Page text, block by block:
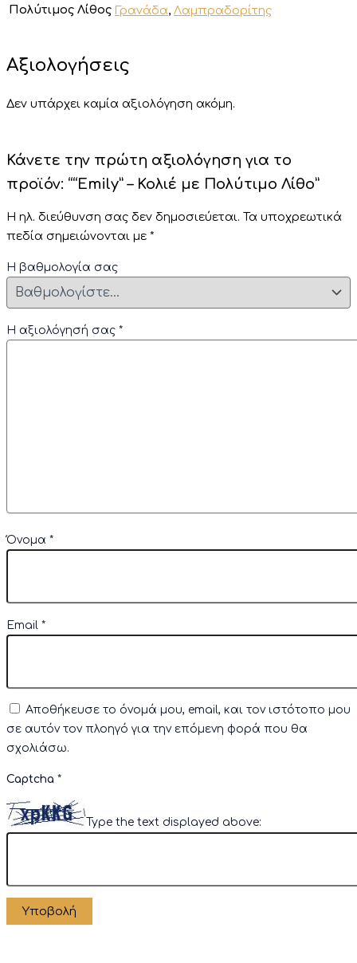
Πολύτιμος Λίθος Γρανάδα, Λαμπραδορίτης
Αξιολογήσεις
Δεν υπάρχει καμία αξιολόγηση ακόμη.
Κάνετε την πρώτη αξιολόγηση για το
προϊόν: ““Emily” – Κολιέ με Πολύτιμο Λίθο”
Η ηλ. διεύθυνση σας δεν δημοσιεύεται. Τα υποχρεωτικά
πεδία σημειώνονται με *
Η βαθμολογία σας
Η αξιολόγησή σας *
Όνομα *
Email *
Αποθήκευσε το όνομά μου, email, και τον ιστότοπο μου
σε αυτόν τον πλοηγό για την επόμενη φορά που θα
σχολιάσω.
Captcha *
Type the text displayed above: